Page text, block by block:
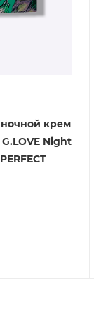
крем
Night